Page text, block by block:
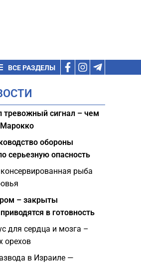
ВСЕ РАЗДЕЛЫ
тревожный сигнал – чем
Марокко
обороны
серьезную опасность
рыба
– закрыты
в готовность
для сердца и мозга –
орехов
в Израиле —